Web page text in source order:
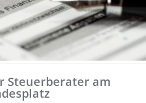
Steuerberater am